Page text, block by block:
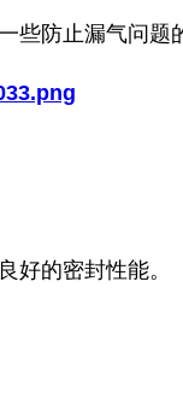
些防止漏气问题
好的密封性能。